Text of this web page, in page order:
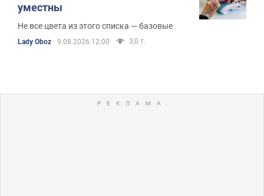
уместны
Не все цвета из этого списка — базовые
Lady Oboz 9.08.2026 12:00 3,0 т.